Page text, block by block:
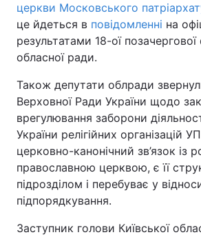
церкви Московського
це йдеться в повідомленні на
результатами 18-ої позачергової
обласної ради.
Також депутати облради
Верховної Ради України щодо
врегулювання заборони
України релігійних організацій
церковно-канонічний зв’язок із
православною церквою, є її
підрозділом і перебуває у
підпорядкування.
Заступник голови Київської